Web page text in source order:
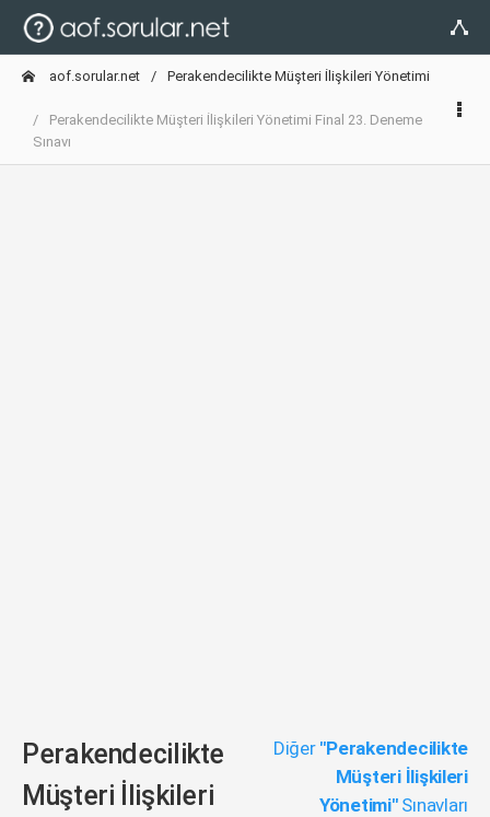
aof.sorular.net Perakendecilikte Müşteri İlişkileri Yönetimi
Perakendecilikte Müşteri İlişkileri Yönetimi Final 23. Deneme
Sınavı
Perakendecilikte
Müşteri İlişkileri
Diğer "Perakendecilikte
Müşteri İlişkileri
Yönetimi"Sınavları